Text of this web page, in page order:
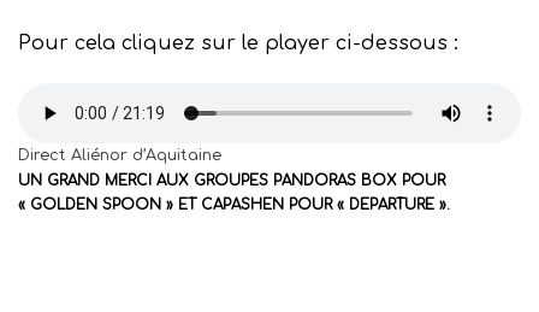
Pour cela cliquez sur le player ci-dessous :
Direct Aliénor d’Aquitaine
UN GRAND MERCI AUX GROUPES PANDORAS BOX POUR
« GOLDEN SPOON » ET CAPASHEN POUR « DEPARTURE ».